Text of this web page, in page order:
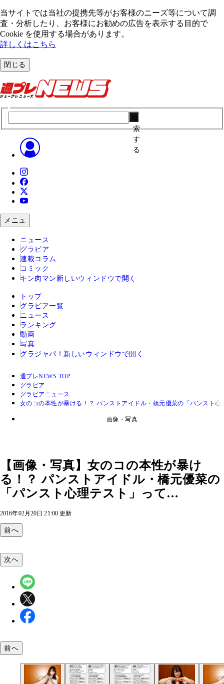
当サイトでは当社の提携先等がお客様のニーズ等について調
査・分析したり、お客様にお勧めの広告を表⽰する⽬的で
Cookie を使⽤する場合があります。
詳しくはこちら
閉じる
索
す
る
メニュ
ニュース
グラビア
連載コラム
コミック
キン肉マン 新しいウィンドウで開く
トップ
グラビア一覧
ニュース
ランキング
動画
写真
グラジャパ！ 新しいウィンドウで開く
週プレNEWS TOP
グラビア
グラビアニュース
女のコの本性が暴ける！？ パンストアイドル・橋元優菜の「パンスト
画像・写真
【画像・写真】女のコの本性が暴け
る！？ パンストアイドル・橋元優菜の
「パンスト心理テスト」って…
2016年02月20日 21:00 更新
前へ
次へ
前へ